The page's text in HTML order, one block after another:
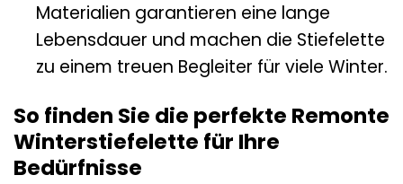
Materialien garantieren eine lange
Lebensdauer und machen die Stiefelette
zu einem treuen Begleiter für viele Winter.
So finden Sie die perfekte Remonte
Winterstiefelette für Ihre
Bedürfnisse